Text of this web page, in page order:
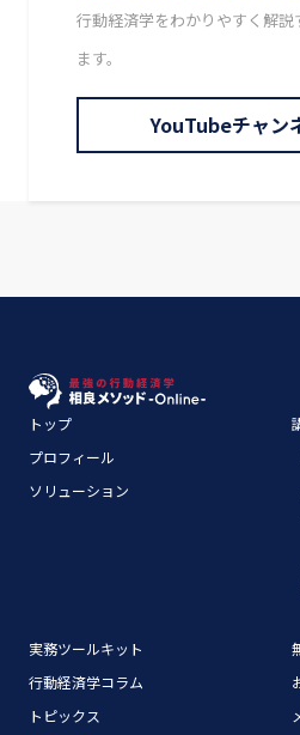
行動経済学をわかりやすく解
ます。
YouTubeチャン
トップ
プロフィール
ソリューション
実務ツールキット
行動経済学コラム
トピックス